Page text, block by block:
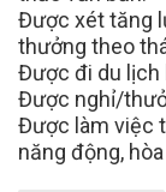
Được xét tăng
thưởng theo
Được đi du lịch
Được nghỉ/
Được làm việc
năng động,